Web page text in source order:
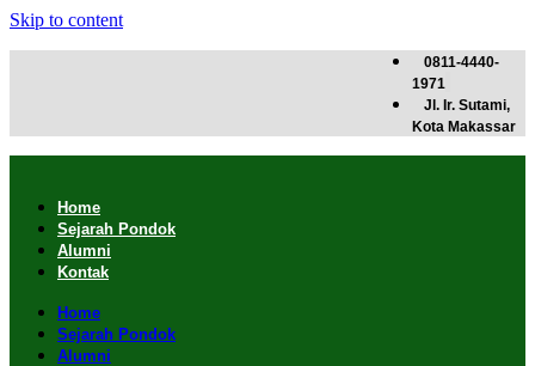
Skip to content
0811-4440-
1971
Jl. Ir. Sutami,
Kota Makassar
Home
Sejarah Pondok
Alumni
Kontak
Home
Sejarah Pondok
Alumni